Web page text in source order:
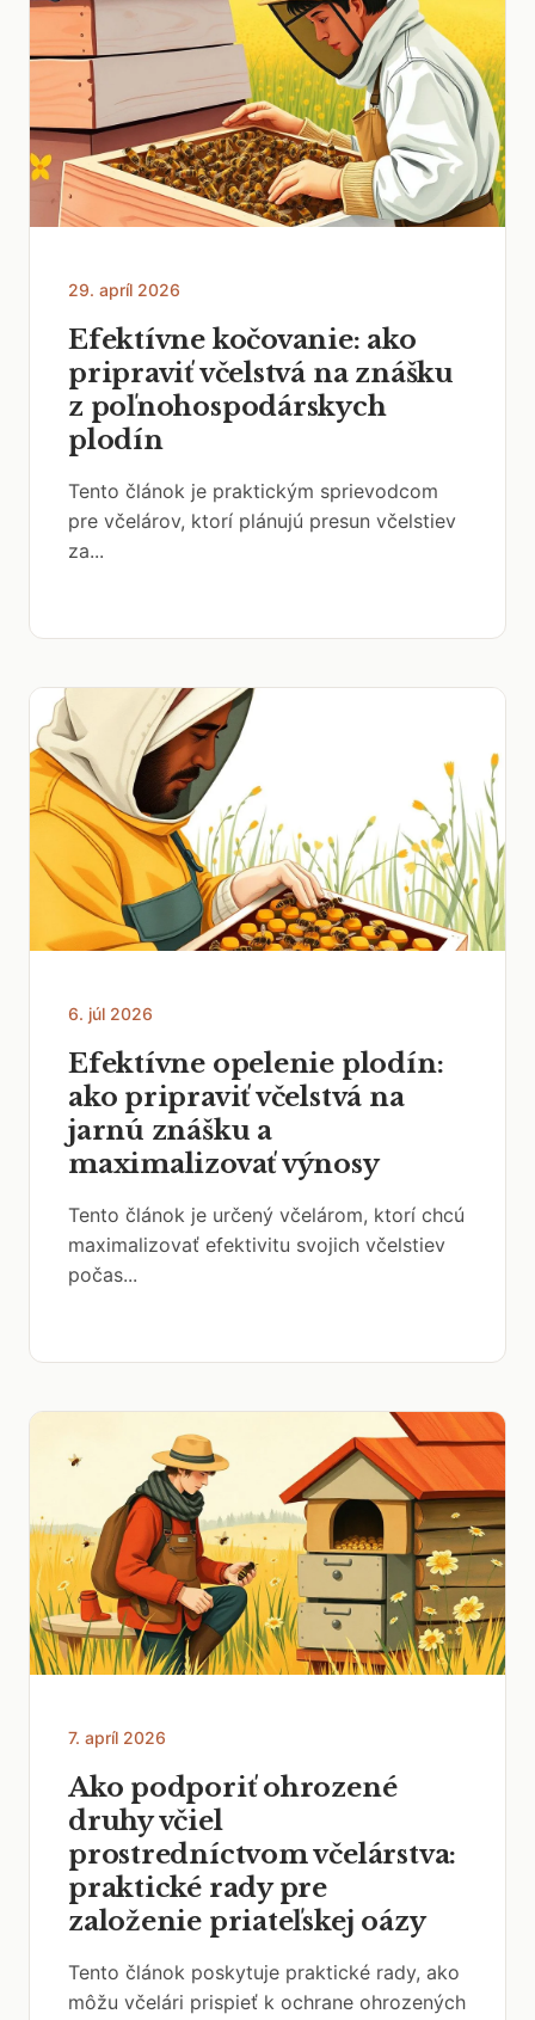
29. apríl 2026
Efektívne kočovanie: ako
pripraviť včelstvá na znášku
z poľnohospodárskych
plodín
Tento článok je praktickým sprievodcom
pre včelárov, ktorí plánujú presun včelstiev
za...
6. júl 2026
Efektívne opelenie plodín:
ako pripraviť včelstvá na
jarnú znášku a
maximalizovať výnosy
Tento článok je určený včelárom, ktorí chcú
maximalizovať efektivitu svojich včelstiev
počas...
7. apríl 2026
Ako podporiť ohrozené
druhy včiel
prostredníctvom včelárstva:
praktické rady pre
založenie priateľskej oázy
Tento článok poskytuje praktické rady, ako
môžu včelári prispieť k ochrane ohrozených